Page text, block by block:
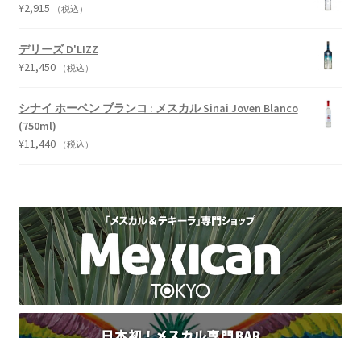
¥2,915 （税込）
デリーズ D'LIZZ
¥21,450 （税込）
シナイ ホーベン ブランコ : メスカル Sinai Joven Blanco
(750ml)
¥11,440 （税込）